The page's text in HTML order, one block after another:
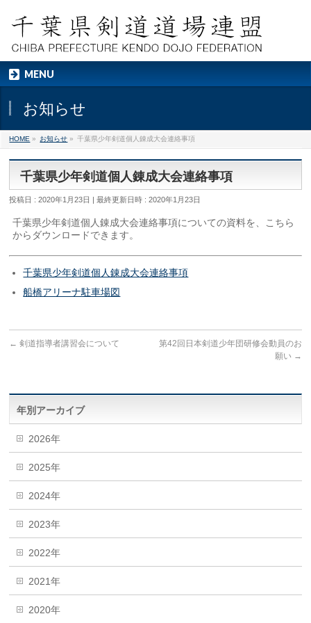
MENU
お知らせ
HOME » お知らせ » 千葉県少年剣道個人錬成大会連絡事項
千葉県少年剣道個人錬成大会連絡事項
投稿日 : 2020年1月23日 最終更新日時 : 2020年1月23日
千葉県少年剣道個人錬成大会連絡事項についての資料を、こちら
からダウンロードできます。
千葉県少年剣道個人錬成大会連絡事項
船橋アリーナ駐車場図
← 剣道指導者講習会について
第42回日本剣道少年団研修会動員のお
願い →
年別アーカイブ
2026年
2025年
2024年
2023年
2022年
2021年
2020年